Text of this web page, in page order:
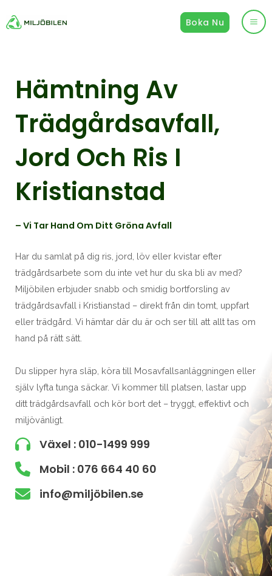
till
Boka Nu
Hämtning Av
Trädgårdsavfall,
Jord Och Ris I
Kristianstad
– Vi Tar Hand Om Ditt Gröna Avfall
Har du samlat på dig ris, jord, löv eller kvistar efter
trädgårdsarbete som du inte vet hur du ska bli av med?
Miljöbilen erbjuder snabb och smidig bortforsling av
trädgårdsavfall i Kristianstad – direkt från din tomt, uppfart
eller trädgård. Vi hämtar där du är och ser till att allt tas om
hand på rätt sätt.
Du slipper hyra släp, köra till Mosavfallsanläggningen eller
själv lyfta tunga säckar. Vi kommer till platsen, lastar upp
ditt trädgårdsavfall och kör bort det – tryggt, effektivt och
miljövänligt.
Växel : 010-1499 999
Mobil : 076 664 40 60
info@miljöbilen.se